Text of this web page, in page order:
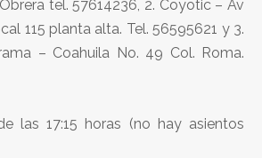
tel. 57614236, 2. Coyotic – Av
115 planta alta. Tel. 56595621 y 3.
– Coahuila No. 49 Col. Roma.
las 17:15 horas (no hay asientos